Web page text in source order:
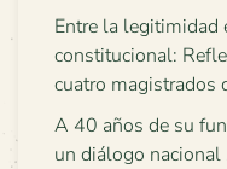
Entre la
constitucional:
cuatro magistrados
A 40 años de su
un diálogo nacional